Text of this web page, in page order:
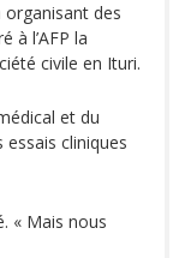
des
à l’AFP la
civile en Ituri.
et du
cliniques
« Mais nous